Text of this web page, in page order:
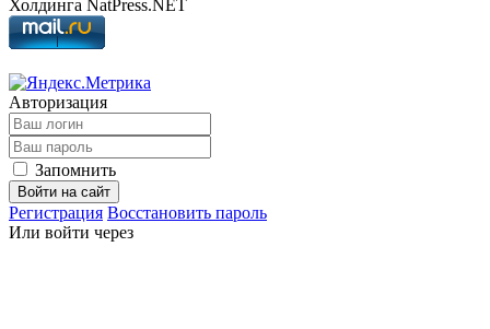
Холдинга NatPress.NET
Авторизация
Запомнить
Войти на сайт
Регистрация Восстановить пароль
Или войти через